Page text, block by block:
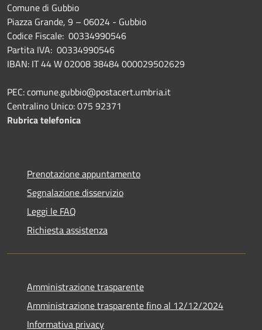
Comune di Gubbio
Piazza Grande, 9 – 06024 - Gubbio
Codice Fiscale: 00334990546
Partita IVA: 00334990546
IBAN: IT 44 W 02008 38484 000029502629
PEC: comune.gubbio@postacert.umbria.it
Centralino Unico: 075 92371
Rubrica telefonica
Prenotazione appuntamento
Segnalazione disservizio
Leggi le FAQ
Richiesta assistenza
Amministrazione trasparente
Amministrazione trasparente fino al 12/12/2024
Informativa privacy